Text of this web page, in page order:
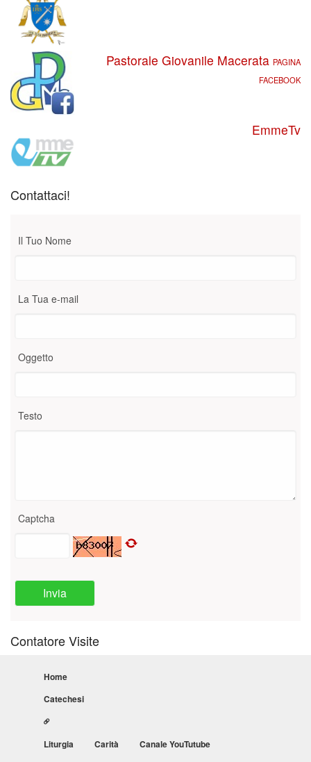
Pastorale Giovanile Macerata PAGINA
FACEBOOK
EmmeTv
Contattaci!
Il Tuo Nome
La Tua e-mail
Oggetto
Testo
Captcha
Invia
Contatore Visite
Home
Catechesi
Liturgia Carità
Canale YouTutube